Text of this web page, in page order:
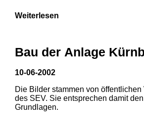
Weiterlesen
Bau der Anlage
10-06-2002
Die Bilder stammen von öffentlichen
des SEV. Sie entsprechen damit
Grundlagen.